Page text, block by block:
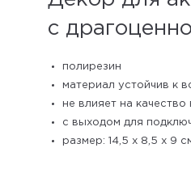
с
полирезин
материал устойчив к
не влияет на качество
с выходом для
размер: 14,5 x 8,5 x 9